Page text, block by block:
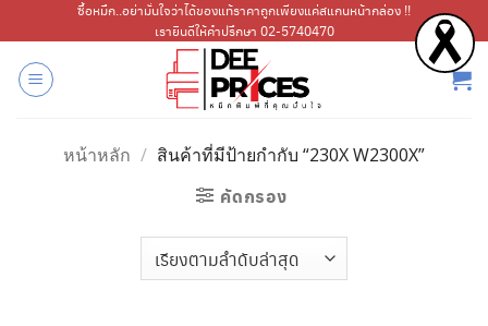
ไป
เนื้อหา
ซื้อหมึก..อย่ามั่นใจว่าได้ของแท้ราคาถูกเพียงแค่สแกนหน้ากล่อง !!
เรายินดีให้คำปรึกษา 02-5740470
หน้าหลัก / สินค้าที่มีป้ายกำกับ “230X W2300X”
คัดกรอง